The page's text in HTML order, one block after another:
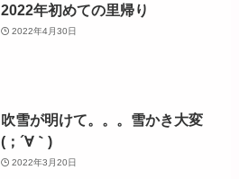
2022年初めての里帰り
2022年4月30日
吹雪が明けて。。。雪かき大変
(；´∀｀)
2022年3月20日